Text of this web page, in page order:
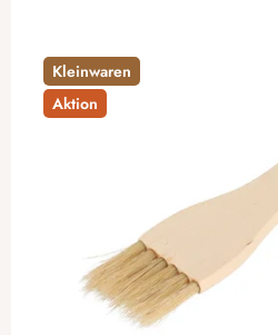
Kleinwaren
Aktion